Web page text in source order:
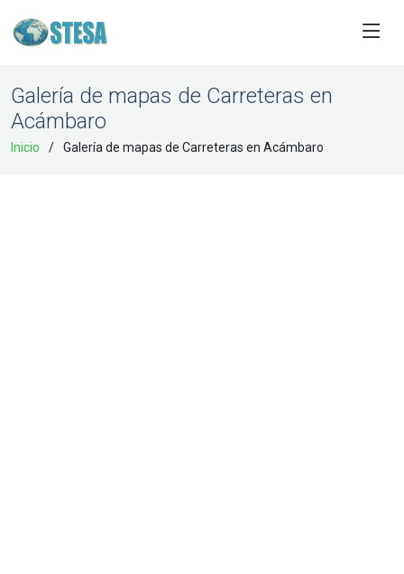
Galería de mapas de Carreteras en
Acámbaro
Inicio Galería de mapas de Carreteras en Acámbaro